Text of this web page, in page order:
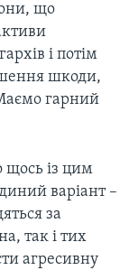
що
і потім
шкоди,
гарний
щось із цим
варіант –
за
так і тих
агресивну